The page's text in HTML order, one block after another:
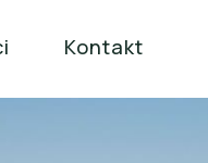
Kontakt